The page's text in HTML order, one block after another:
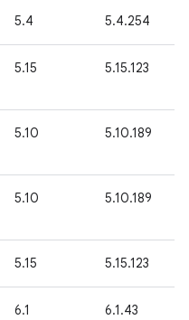
5.4 5.4.254
5.15 5.15.123
5.10 5.10.189
5.10 5.10.189
5.15 5.15.123
6.1 6.1.43